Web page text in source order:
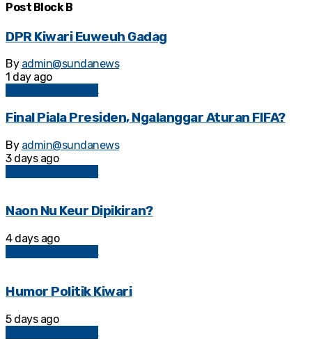
Post Block B
DPR Kiwari Euweuh Gadag
By admin@sundanews
1 day ago
Final Piala Presiden, Ngalanggar Aturan FIFA?
By admin@sundanews
3 days ago
Naon Nu Keur Dipikiran?
4 days ago
Humor Politik Kiwari
5 days ago